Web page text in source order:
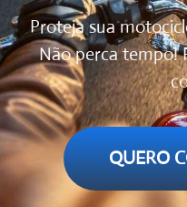
Proteja sua
Não perca tempo!
QUERO